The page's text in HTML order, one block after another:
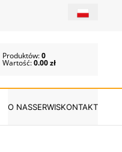
Produktów:0
Wartość:0.00 zł
O NASSERWISKONTAKT